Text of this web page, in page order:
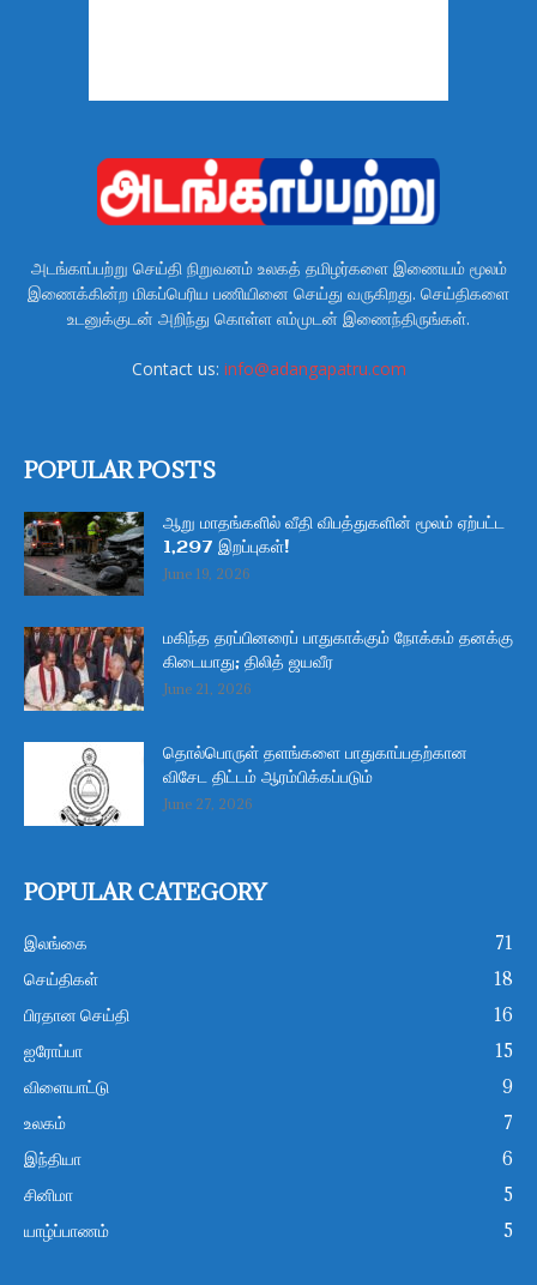
அடங்காப்பற்று செய்தி நிறுவனம் உலகத் தமிழர்களை இணையம் மூலம்
இணைக்கின்ற மிகப்பெரிய பணியினை செய்து வருகிறது. செய்திகளை
உடனுக்குடன் அறிந்து கொள்ள எம்முடன் இணைந்திருங்கள்.
Contact us: info@adangapatru.com
POPULAR POSTS
ஆறு மாதங்களில் வீதி விபத்துகளின் மூலம் ஏற்பட்ட
1,297 இறப்புகள்!
June 19, 2026
மகிந்த தரப்பினரைப் பாதுகாக்கும் நோக்கம் தனக்கு
கிடையாது; திலித் ஜயவீர
June 21, 2026
தொல்பொருள் தளங்களை பாதுகாப்பதற்கான
விசேட திட்டம் ஆரம்பிக்கப்படும்
June 27, 2026
POPULAR CATEGORY
இலங்கை
71
செய்திகள்
18
பிரதான செய்தி
16
ஐரோப்பா
15
விளையாட்டு
9
உலகம்
7
இந்தியா
6
சினிமா
5
யாழ்ப்பாணம்
5